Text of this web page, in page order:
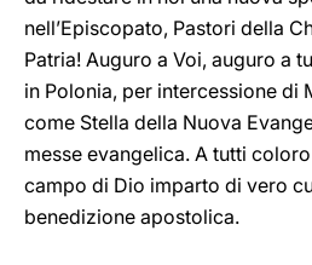
nell’Episcopato, Pastori della
Patria! Auguro a Voi, auguro a
in Polonia, per intercessione di
come Stella della Nuova
messe evangelica. A tutti
campo di Dio imparto di vero
benedizione apostolica.